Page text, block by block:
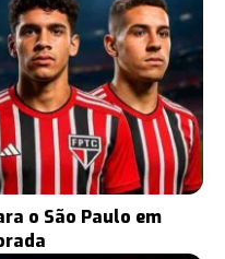
o São Paulo em